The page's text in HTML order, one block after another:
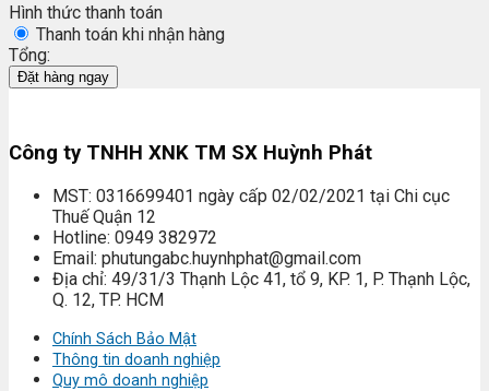
Hình thức thanh toán
Thanh toán khi nhận hàng
Tổng:
Đặt hàng ngay
Công ty TNHH XNK TM SX Huỳnh Phát
MST: 0316699401 ngày cấp 02/02/2021 tại Chi cục
Thuế Quận 12
Hotline: 0949 382972
Email: phutungabc.huynhphat@gmail.com
Địa chỉ: 49/31/3 Thạnh Lộc 41, tổ 9, KP. 1, P. Thạnh Lộc,
Q. 12, TP. HCM
Chính Sách Bảo Mật
Thông tin doanh nghiệp
Quy mô doanh nghiệp